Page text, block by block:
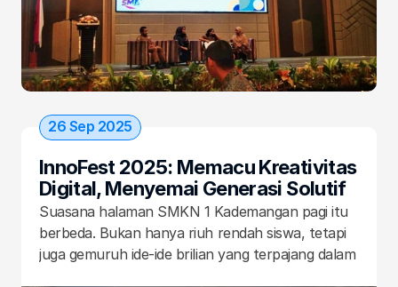
Provinsi Jawa Timur.
InnoFest 2025: Memacu Kreativitas
Digital, Menyemai Generasi Solutif
di SMKN 1 Kademangan
Suasana halaman SMKN 1 Kademangan pagi itu
berbeda. Bukan hanya riuh rendah siswa, tetapi
juga gemuruh ide-ide brilian yang terpajang dalam
26 Sep 2025